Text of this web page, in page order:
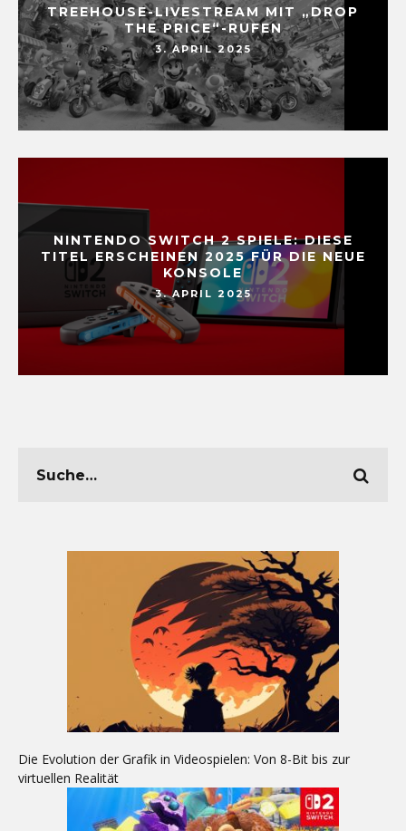
TREEHOUSE-LIVESTREAM MIT „DROP
THE PRICE“-RUFEN
3. APRIL 2025
NINTENDO SWITCH 2 SPIELE: DIESE
TITEL ERSCHEINEN 2025 FÜR DIE NEUE
KONSOLE
3. APRIL 2025
Die Evolution der Grafik in Videospielen: Von 8-Bit bis zur
virtuellen Realität